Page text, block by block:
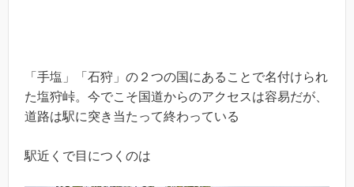
「手塩」「石狩」の２つの国にあることで名付けられ
た塩狩峠。今でこそ国道からのアクセスは容易だが、
道路は駅に突き当たって終わっている
駅近くで目につくのは